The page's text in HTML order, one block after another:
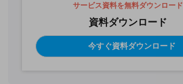
サービス資料を無料ダウンロード
資料ダウンロード
今すぐ資料ダウンロード